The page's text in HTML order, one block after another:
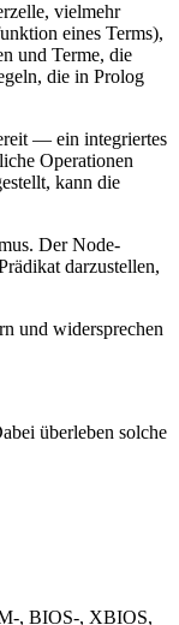
vielmehr
eines Terms),
und Terme, die
die in Prolog
— ein integriertes
Operationen
kann die
Der Node-
darzustellen,
und widersprechen
überleben solche
, BIOS-, XBIOS,